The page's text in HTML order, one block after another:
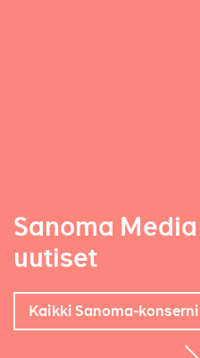
Sanoma
uutiset
Kaikki Sanoma-